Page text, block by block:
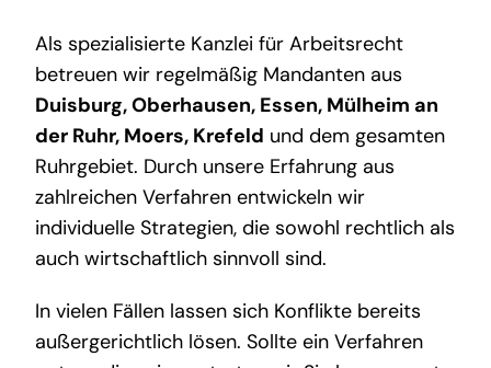
Als spezialisierte Kanzlei für Arbeitsrecht
betreuen wir regelmäßig Mandanten aus
Duisburg, Oberhausen, Essen, Mülheim an
der Ruhr, Moers, Krefeld und dem gesamten
Ruhrgebiet. Durch unsere Erfahrung aus
zahlreichen Verfahren entwickeln wir
individuelle Strategien, die sowohl rechtlich als
auch wirtschaftlich sinnvoll sind.
In vielen Fällen lassen sich Konflikte bereits
außergerichtlich lösen. Sollte ein Verfahren